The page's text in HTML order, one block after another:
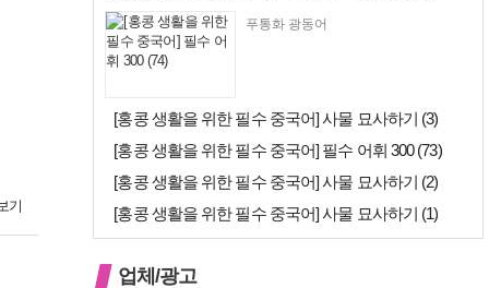
기
푸통화 광동어
[홍콩 생활을 위한 필수 중국어] 사물 묘사하기 (3)
[홍콩 생활을 위한 필수 중국어] 필수 어휘 300 (73)
[홍콩 생활을 위한 필수 중국어] 사물 묘사하기 (2)
[홍콩 생활을 위한 필수 중국어] 사물 묘사하기 (1)
업체/광고